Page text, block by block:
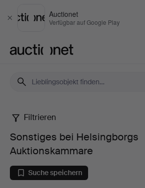
Schließen
Auctionet
Verfügbar auf Google Play
Sonstiges
bei
Helsingborgs
Filtrieren
Sonstiges bei Helsingborgs
Auktionskammare
Suche speichern